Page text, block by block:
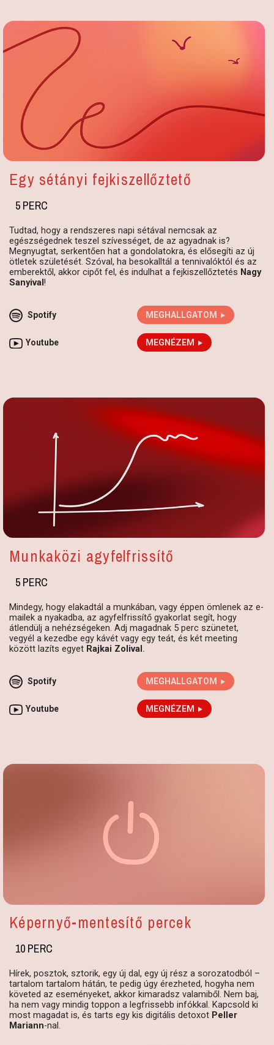
Egy sétányi fejkiszellőztető
5 PERC
Tudtad, hogy a rendszeres napi sétával nemcsak az
egészségednek teszel szívességet, de az agyadnak is?
Megnyugtat, serkentően hat a gondolatokra, és elősegíti az új
ötletek születését. Szóval, ha besokalltál a tennivalóktól és az
emberektől, akkor cipőt fel, és indulhat a fejkiszellőztetés Nagy
Sanyival !
Spotify MEGHALLGATOM
Youtube MEGNÉZEM
Munkaközi agyfelfrissítő
5 PERC
Mindegy, hogy elakadtál a munkában, vagy éppen ömlenek az e-
mailek a nyakadba, az agyfelfrissítő gyakorlat segít, hogy
átlendülj a nehézségeken. Adj magadnak 5 perc szünetet,
vegyél a kezedbe egy kávét vagy egy teát, és két meeting
között lazíts egyet Rajkai Zolival .
Spotify MEGHALLGATOM
Youtube MEGNÉZEM
Képernyő-mentesítő percek
10 PERC
Hírek, posztok, sztorik, egy új dal, egy új rész a sorozatodból –
tartalom tartalom hátán, te pedig úgy érezheted, hogyha nem
követed az eseményeket, akkor kimaradsz valamiből. Nem baj,
ha nem vagy mindig toppon a legfrissebb infókkal. Kapcsold ki
most magadat is, és tarts egy kis digitális detoxot Peller
Mariann-nal.